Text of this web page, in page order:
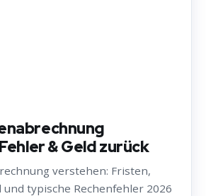
& Geld zurück
verstehen: Fristen,
und typische Rechenfehler 2026